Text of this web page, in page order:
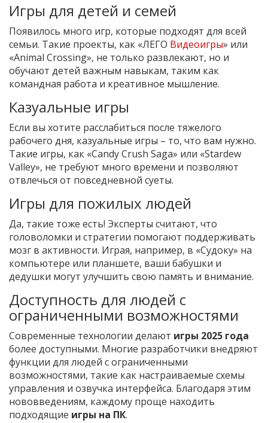
Игры для детей и семей
Появилось много игр, которые подходят для всей
семьи. Такие проекты, как «ЛЕГО Видеоигры» или
«Animal Crossing», не только развлекают, но и
обучают детей важным навыкам, таким как
командная работа и креативное мышление.
Казуальные игры
Если вы хотите расслабиться после тяжелого
рабочего дня, казуальные игры – то, что вам нужно.
Такие игры, как «Candy Crush Saga» или «Stardew
Valley», не требуют много времени и позволяют
отвлечься от повседневной суеты.
Игры для пожилых людей
Да, такие тоже есть! Эксперты считают, что
головоломки и стратегии помогают поддерживать
мозг в активности. Играя, например, в «Судоку» на
компьютере или планшете, ваши бабушки и
дедушки могут улучшить свою память и внимание.
Доступность для людей с
ограниченными возможностями
Современные технологии делают игры 2025 года
более доступными. Многие разработчики внедряют
функции для людей с ограниченными
возможностями, такие как настраиваемые схемы
управления и озвучка интерфейса. Благодаря этим
нововведениям, каждому проще находить
подходящие игры на ПК.